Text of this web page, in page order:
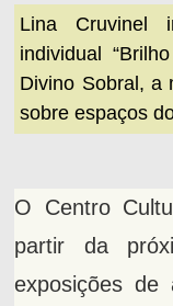
Lina Cruvinel
individual
Divino Sobral, a
sobre espaços
O Centro
partir da
exposições de